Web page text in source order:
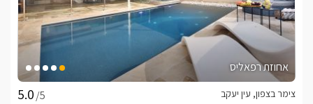
אחוזת רפאליס
/5
צימר בצפון, עין יעקב